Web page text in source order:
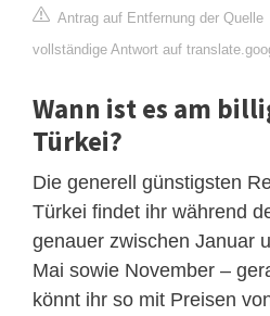
Antrag auf Entfernung der Quelle
vollständige Antwort auf
Wann ist es am
Türkei?
Die generell günstigsten
Türkei findet ihr während
genauer zwischen Januar
Mai sowie November –
könnt ihr so mit Preisen